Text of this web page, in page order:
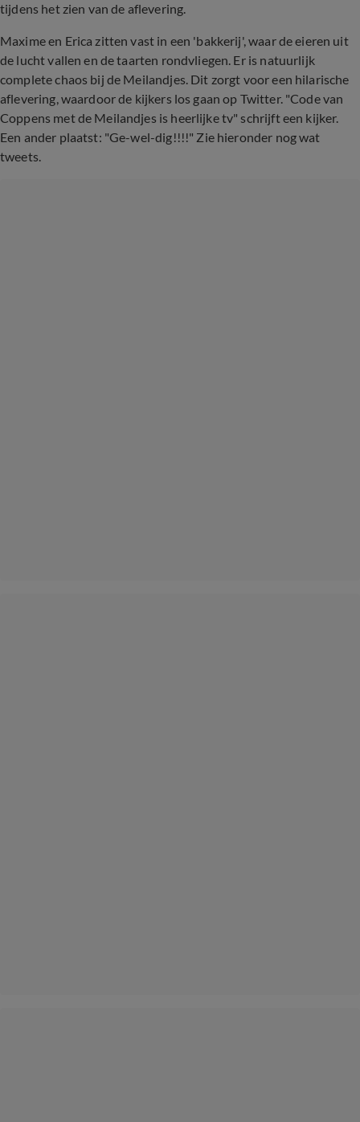
tijdens het zien van de aflevering.
Maxime en Erica zitten vast in een 'bakkerij' , waar de eieren uit
de lucht vallen en de taarten rondvliegen. Er is natuurlijk
complete chaos bij de Meilandjes. Dit zorgt voor een hilarische
aflevering, waardoor de kijkers los gaan op Twitter. "Code van
Coppens met de Meilandjes is heerlijke tv" schrijft een kijker.
Een ander plaatst: "Ge-wel-dig!!!!" Zie hieronder nog wat
tweets.